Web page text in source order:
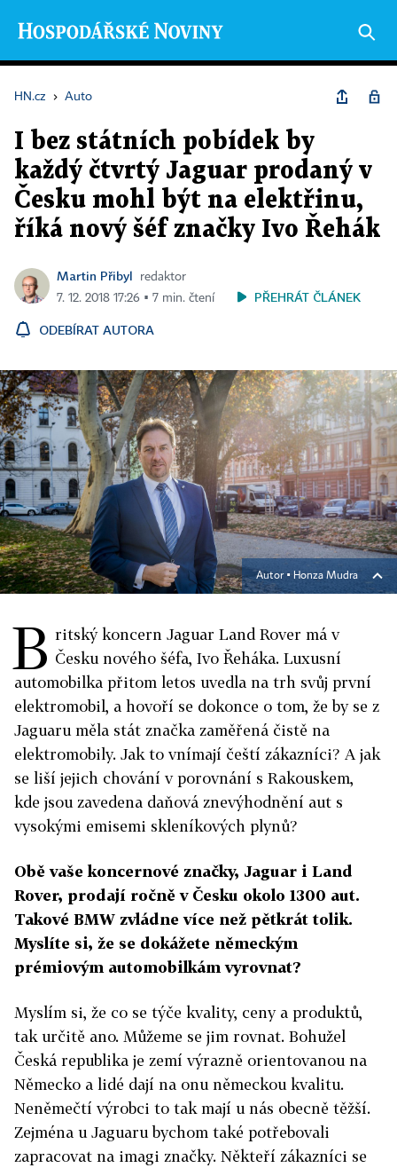
HN.cz › Auto
I bez státních pobídek by
každý čtvrtý Jaguar prodaný v
Česku mohl být na elektřinu,
říká nový šéf značky Ivo Řehák
Martin Přibyl
redaktor
7. 12. 2018 17:26 ▪ 7 min. čtení
PŘEHRÁT ČLÁNEK
ODEBÍRAT AUTORA
Autor ▪ Honza Mudra
B ritský koncern Jaguar Land Rover má v
Česku nového šéfa, Ivo Řeháka. Luxusní
automobilka přitom letos uvedla na trh svůj první
elektromobil, a hovoří se dokonce o tom, že by se z
Jaguaru měla stát značka zaměřená čistě na
elektromobily. Jak to vnímají čeští zákazníci? A jak
se liší jejich chování v porovnání s Rakouskem,
kde jsou zavedena daňová znevýhodnění aut s
vysokými emisemi skleníkových plynů?
Obě vaše koncernové značky, Jaguar i Land
Rover, prodají ročně v Česku okolo 1300 aut.
Takové BMW zvládne více než pětkrát tolik.
Myslíte si, že se dokážete německým
prémiovým automobilkám vyrovnat?
Myslím si, že co se týče kvality, ceny a produktů,
tak určitě ano. Můžeme se jim rovnat. Bohužel
Česká republika je zemí výrazně orientovanou na
Německo a lidé dají na onu německou kvalitu.
Neněmečtí výrobci to tak mají u nás obecně těžší.
Zejména u Jaguaru bychom také potřebovali
zapracovat na imagi značky. Někteří zákazníci se